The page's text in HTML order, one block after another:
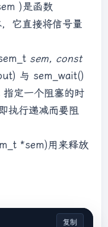
+ 1;
i++)
//占用空位
1. 剩余：
NULL) +
,0);    //开锁
}
p(int semid
sembuf sb;
sb.sem_op =
}     /* v操作
semNum)  {
=
)是函数
它直接将信号量
sem, const
与 sem_wait()
定一个阻塞的时
执行递减而要阻
*sem)用来释放
复制